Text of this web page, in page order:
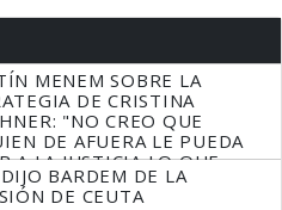
MENEM SOBRE LA
DE CRISTINA
"NO CREO QUE
DE AFUERA LE PUEDA
A LA JUSTICIA LO QUE
QUE HACER"
BARDEM DE LA
DE CEUTA